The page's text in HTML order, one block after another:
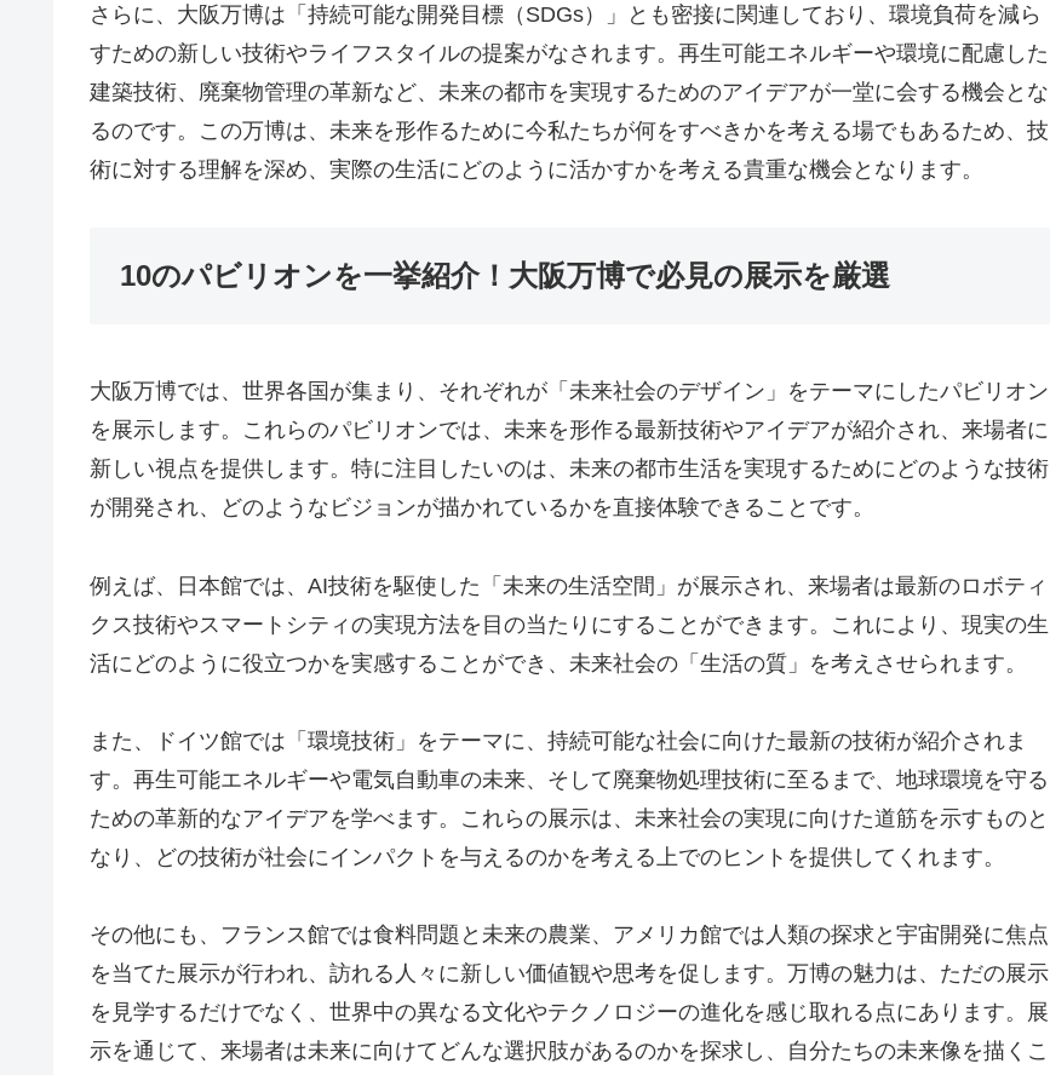
さらに、大阪万博は「持続可能な開発目標（SDGs）」とも密接に関連しており、環境負荷を減ら
すための新しい技術やライフスタイルの提案がなされます。再生可能エネルギーや環境に配慮した
建築技術、廃棄物管理の革新など、未来の都市を実現するためのアイデアが一堂に会する機会とな
るのです。この万博は、未来を形作るために今私たちが何をすべきかを考える場でもあるため、技
術に対する理解を深め、実際の生活にどのように活かすかを考える貴重な機会となります。
10のパビリオンを一挙紹介！大阪万博で必見の展示を厳選
大阪万博では、世界各国が集まり、それぞれが「未来社会のデザイン」をテーマにしたパビリオン
を展示します。これらのパビリオンでは、未来を形作る最新技術やアイデアが紹介され、来場者に
新しい視点を提供します。特に注目したいのは、未来の都市生活を実現するためにどのような技術
が開発され、どのようなビジョンが描かれているかを直接体験できることです。
例えば、日本館では、AI技術を駆使した「未来の生活空間」が展示され、来場者は最新のロボティ
クス技術やスマートシティの実現方法を目の当たりにすることができます。これにより、現実の生
活にどのように役立つかを実感することができ、未来社会の「生活の質」を考えさせられます。
また、ドイツ館では「環境技術」をテーマに、持続可能な社会に向けた最新の技術が紹介されま
す。再生可能エネルギーや電気自動車の未来、そして廃棄物処理技術に至るまで、地球環境を守る
ための革新的なアイデアを学べます。これらの展示は、未来社会の実現に向けた道筋を示すものと
なり、どの技術が社会にインパクトを与えるのかを考える上でのヒントを提供してくれます。
その他にも、フランス館では食料問題と未来の農業、アメリカ館では人類の探求と宇宙開発に焦点
を当てた展示が行われ、訪れる人々に新しい価値観や思考を促します。万博の魅力は、ただの展示
を見学するだけでなく、世界中の異なる文化やテクノロジーの進化を感じ取れる点にあります。展
示を通じて、来場者は未来に向けてどんな選択肢があるのかを探求し、自分たちの未来像を描くこ